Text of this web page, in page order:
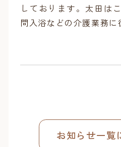
しております。太田は
問入浴などの介護業務に
お知らせ一覧